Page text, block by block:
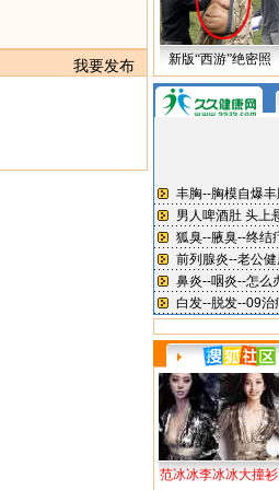
我要发布 新版“西游”绝密照
范冰冰李冰冰大撞衫